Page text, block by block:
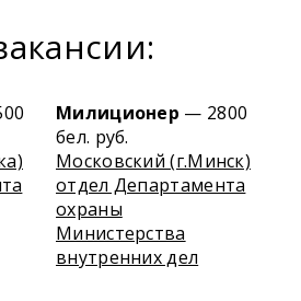
Милиционер — 2800
бел. руб.
Московский (г.Минск)
отдел Департамента
охраны
Министерства
внутренних дел